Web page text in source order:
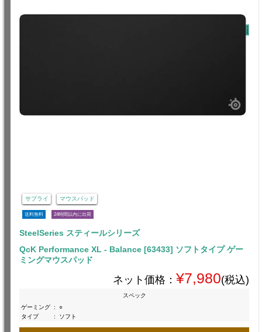
サプライ マウスパッド
送料無料 24時間以内に出荷
SteelSeries スティールシリーズ
QcK Performance XL - Balance [63433] ソフトタイプ ゲー
ミングマウスパッド
ネット価格： ¥7,980(税込)
スペック
ゲーミング :
○
タイプ
: ソフト